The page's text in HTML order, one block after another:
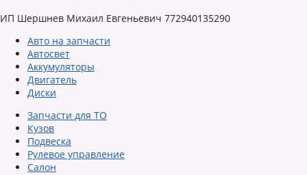
ИП Шершнев Михаил Евгеньевич 772940135290
Авто на запчасти
Автосвет
Аккумуляторы
Двигатель
Диски
Запчасти для ТО
Кузов
Подвеска
Рулевое управление
Салон